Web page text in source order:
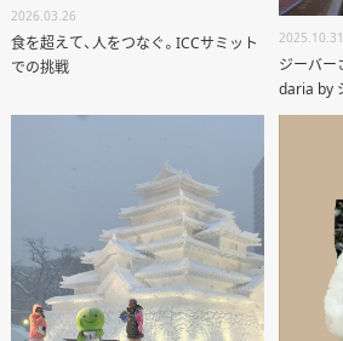
ABOUT US
STAFF BLOG
RECRUIT
2026.03.26
食を超えて、人をつなぐ。ICCサミット
での挑戦
2025.10.31
ジーバ